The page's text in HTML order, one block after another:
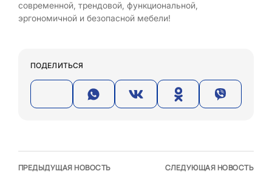
современной, трендовой, функциональной,
эргономичной и безопасной мебели!
ПОДЕЛИТЬСЯ
ПРЕДЫДУЩАЯ НОВОСТЬ СЛЕДУЮЩАЯ НОВОСТЬ